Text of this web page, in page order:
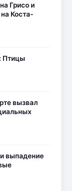
Грисо и
Коста-
Птицы
вызвал
выпадение